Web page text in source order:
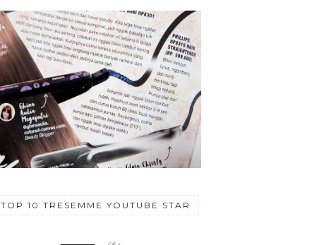
TOP 10 TRESEMME YOUTUBE STAR